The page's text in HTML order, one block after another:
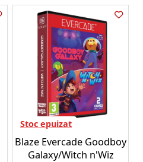
Stoc epuizat
Blaze Evercade Goodboy
Galaxy/Witch n'Wiz